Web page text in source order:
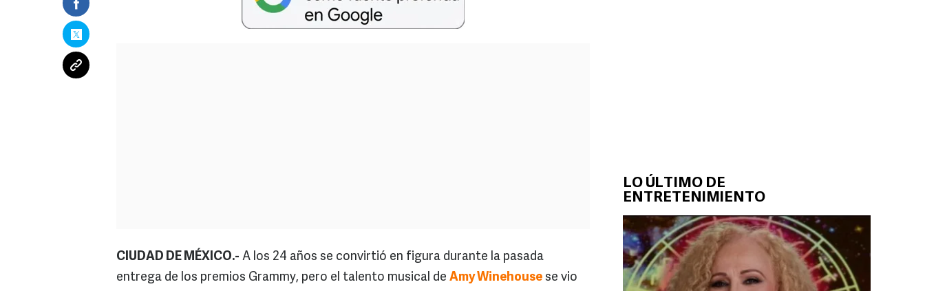
LO ÚLTIMO DE
ENTRETENIMIENTO
CIUDAD DE MÉXICO.- A los 24 años se convirtió en figura durante la pasada
entrega de los premios Grammy, pero el talento musical de Amy Winehouse se vio